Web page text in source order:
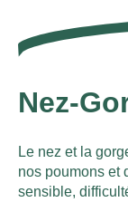
Nez-
Le nez et la
nos poumons et
sensible,